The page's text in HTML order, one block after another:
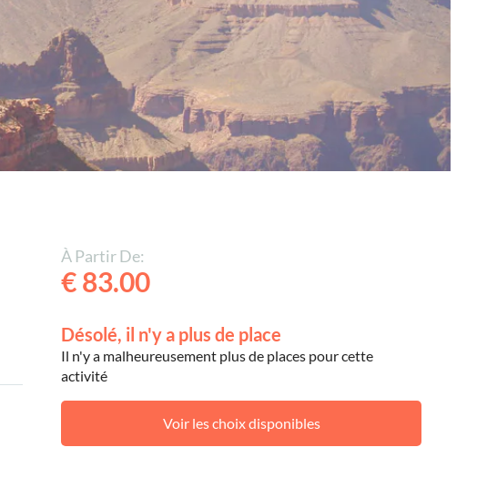
À Partir De:
€ 83.00
Désolé, il n'y a plus de place
Il n'y a malheureusement plus de places pour cette
activité
Voir les choix disponibles